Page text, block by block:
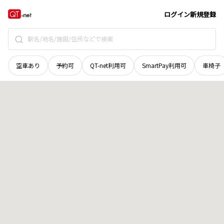
ログイン新規登録
空車あり 予約可 QT-net利用可 SmartPay利用可 車椅子
石川県